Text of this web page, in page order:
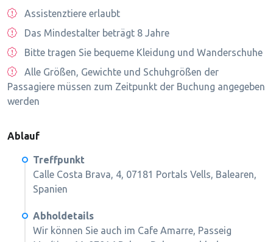
Ablauf
Treffpunkt
Calle Costa Brava, 4, 07181 Portals Vells, Balearen,
Spanien
Abholdetails
Wir können Sie auch im Cafe Amarre, Passeig
Assistenztiere erlaubt
Das Mindestalter beträgt 8 Jahre
Bitte tragen Sie bequeme Kleidung und Wanderschuhe
Alle Größen, Gewichte und Schuhgrößen der
Passagiere müssen zum Zeitpunkt der Buchung angegeben
werden